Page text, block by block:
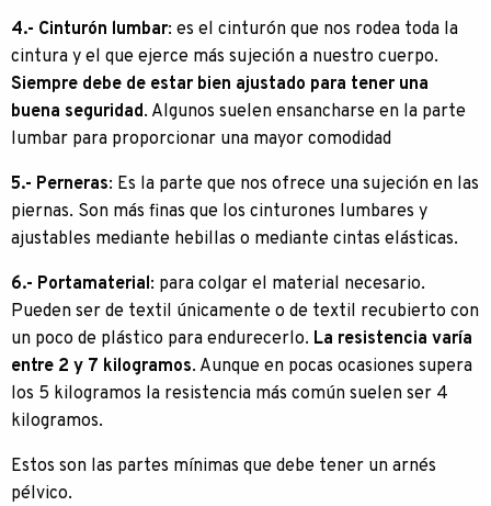
4.- Cinturón lumbar: es el cinturón que nos rodea toda la
cintura y el que ejerce más sujeción a nuestro cuerpo.
Siempre debe de estar bien ajustado para tener una
buena seguridad. Algunos suelen ensancharse en la parte
lumbar para proporcionar una mayor comodidad
5.- Perneras: Es la parte que nos ofrece una sujeción en las
piernas. Son más finas que los cinturones lumbares y
ajustables mediante hebillas o mediante cintas elásticas.
6.- Portamaterial: para colgar el material necesario.
Pueden ser de textil únicamente o de textil recubierto con
un poco de plástico para endurecerlo. La resistencia varía
entre 2 y 7 kilogramos. Aunque en pocas ocasiones supera
los 5 kilogramos la resistencia más común suelen ser 4
kilogramos.
Estos son las partes mínimas que debe tener un arnés
pélvico.